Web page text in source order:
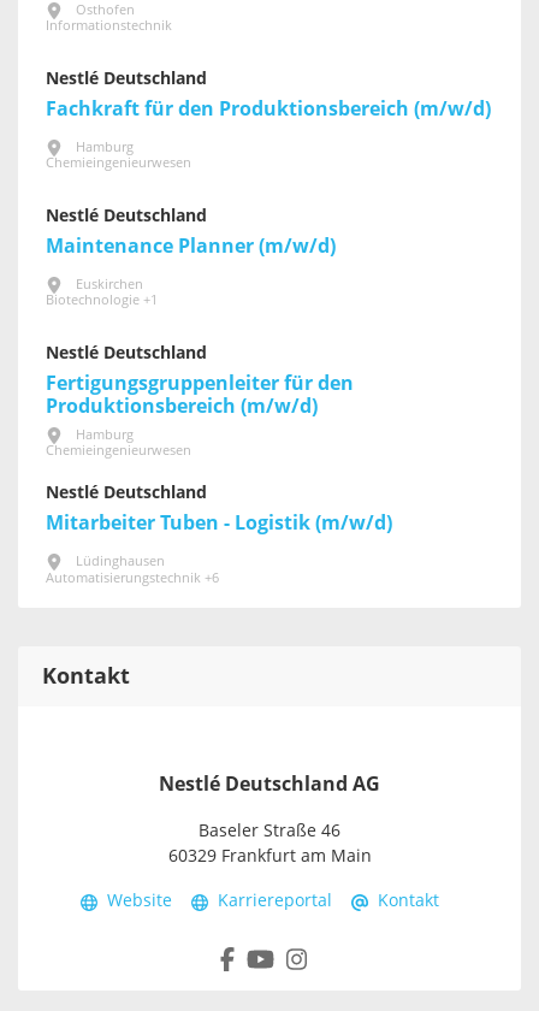
Osthofen
Informationstechnik
Nestlé Deutschland
Fachkraft für den Produktionsbereich (m/w/d)
Hamburg
Chemieingenieurwesen
Nestlé Deutschland
Maintenance Planner (m/w/d)
Euskirchen
Biotechnologie +1
Nestlé Deutschland
Fertigungsgruppenleiter für den
Produktionsbereich (m/w/d)
Hamburg
Chemieingenieurwesen
Nestlé Deutschland
Mitarbeiter Tuben - Logistik (m/w/d)
Lüdinghausen
Automatisierungstechnik +6
Kontakt
Nestlé Deutschland AG
Baseler Straße 46
60329 Frankfurt am Main
Website Karriereportal Kontakt